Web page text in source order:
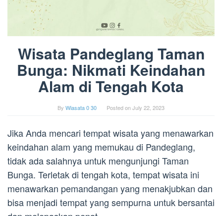
Wisata Pandeglang Taman
Bunga: Nikmati Keindahan
Alam di Tengah Kota
By Wiasata 0 30 Posted onJuly 22, 2023
Jika Anda mencari tempat wisata yang menawarkan
keindahan alam yang memukau di Pandeglang,
tidak ada salahnya untuk mengunjungi Taman
Bunga. Terletak di tengah kota, tempat wisata ini
menawarkan pemandangan yang menakjubkan dan
bisa menjadi tempat yang sempurna untuk bersantai